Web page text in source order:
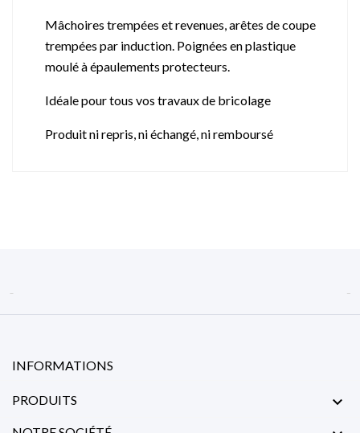
Mâchoires trempées et revenues, arêtes de coupe
trempées par induction. Poignées en plastique
moulé à épaulements protecteurs.
Idéale pour tous vos travaux de bricolage
Produit ni repris, ni échangé, ni remboursé
 
INFORMATIONS
PRODUITS 